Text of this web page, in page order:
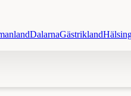
DalarnaGästrikland